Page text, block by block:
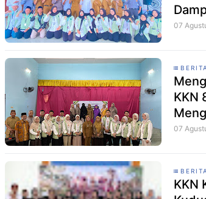
07
BERITA
KKN
07
BERITA
KKN